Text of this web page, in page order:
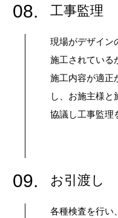
08. 工事監理
現場がデザイン
施工されている
施工内容が適正
し、お施主様と
協議し工事監理
09. お引渡し
各種検査を行い